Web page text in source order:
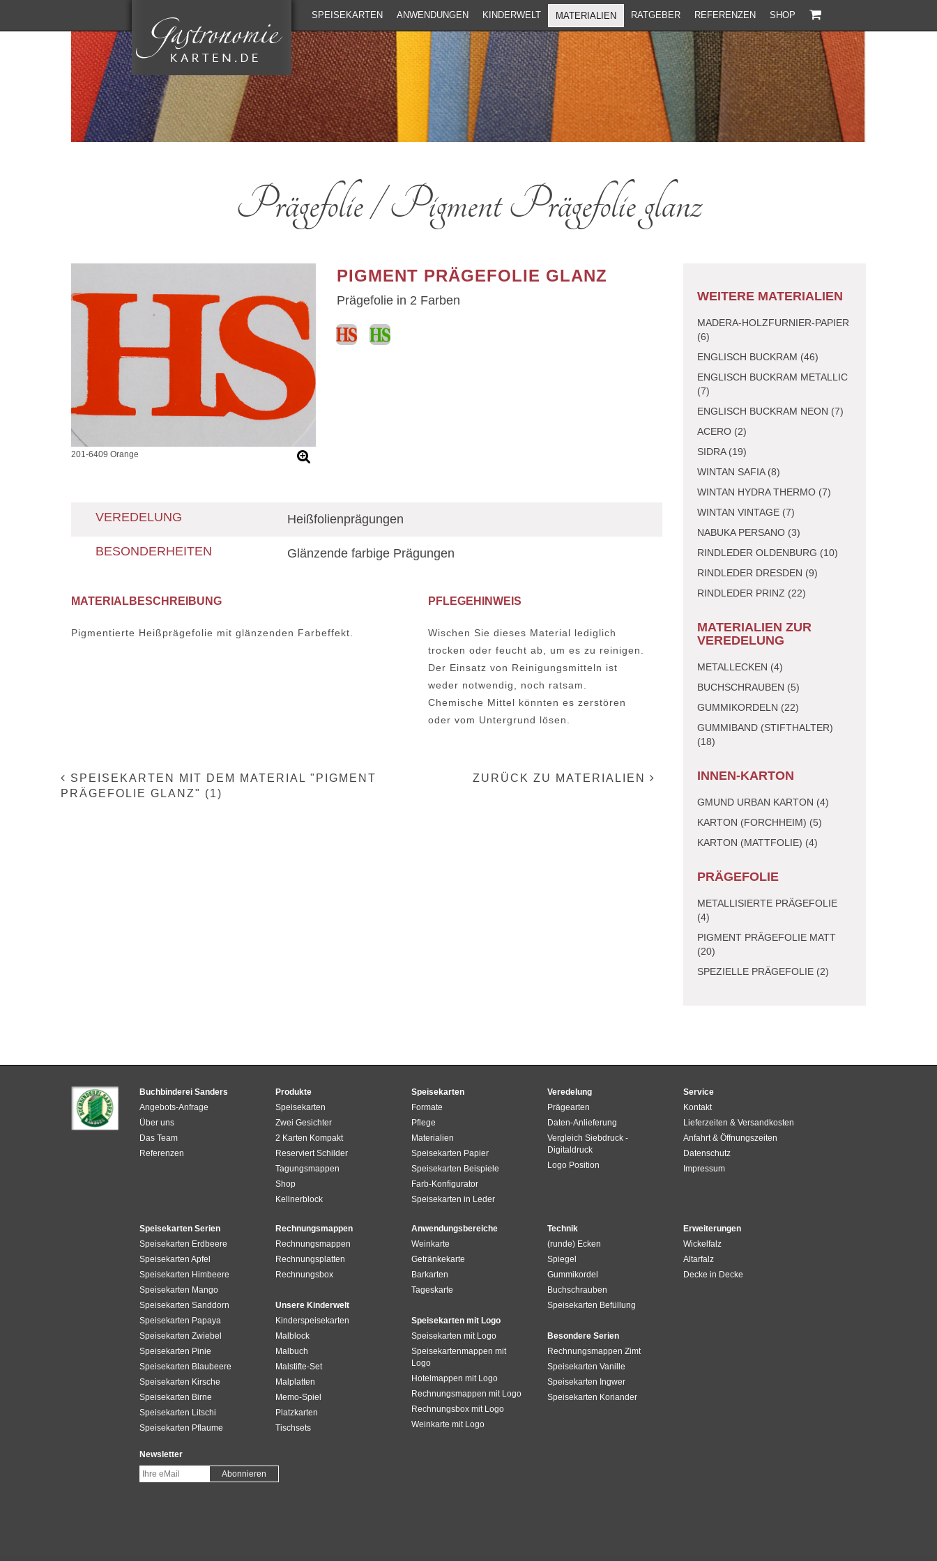
SPEISEKARTEN ANWENDUNGEN KINDERWELT MATERIALIEN RATGEBER REFERENZEN SHOP
Prägefolie / Pigment Prägefolie glanz
201-6409 Orange
PIGMENT PRÄGEFOLIE GLANZ
Prägefolie in 2 Farben
VEREDELUNG Heißfolienprägungen
BESONDERHEITEN Glänzende farbige Prägungen
MATERIALBESCHREIBUNG
Pigmentierte Heißprägefolie mit glänzenden Farbeffekt.
PFLEGEHINWEIS
Wischen Sie dieses Material lediglich
trocken oder feucht ab, um es zu reinigen.
Der Einsatz von Reinigungsmitteln ist
weder notwendig, noch ratsam.
Chemische Mittel könnten es zerstören
oder vom Untergrund lösen.
SPEISEKARTEN MIT DEM MATERIAL "PIGMENT
PRÄGEFOLIE GLANZ" (1)
ZURÜCK ZU MATERIALIEN
WEITERE MATERIALIEN
MADERA-HOLZFURNIER-PAPIER
(6)
ENGLISCH BUCKRAM (46)
ENGLISCH BUCKRAM METALLIC
(7)
ENGLISCH BUCKRAM NEON (7)
ACERO (2)
SIDRA (19)
WINTAN SAFIA (8)
WINTAN HYDRA THERMO (7)
WINTAN VINTAGE (7)
NABUKA PERSANO (3)
RINDLEDER OLDENBURG (10)
RINDLEDER DRESDEN (9)
RINDLEDER PRINZ (22)
MATERIALIEN ZUR
VEREDELUNG
METALLECKEN (4)
BUCHSCHRAUBEN (5)
GUMMIKORDELN (22)
GUMMIBAND (STIFTHALTER)
(18)
INNEN-KARTON
GMUND URBAN KARTON (4)
KARTON (FORCHHEIM) (5)
KARTON (MATTFOLIE) (4)
PRÄGEFOLIE
METALLISIERTE PRÄGEFOLIE
(4)
PIGMENT PRÄGEFOLIE MATT
(20)
SPEZIELLE PRÄGEFOLIE (2)
Buchbinderei Sanders
Angebots-Anfrage
Über uns
Das Team
Referenzen
Produkte
Speisekarten
Zwei Gesichter
2 Karten Kompakt
Reserviert Schilder
Tagungsmappen
Shop
Kellnerblock
Speisekarten
Formate
Pflege
Materialien
Speisekarten Papier
Speisekarten Beispiele
Farb-Konfigurator
Speisekarten in Leder
Veredelung
Prägearten
Daten-Anlieferung
Vergleich Siebdruck -
Digitaldruck
Logo Position
Service
Kontakt
Lieferzeiten & Versandkosten
Anfahrt & Öffnungszeiten
Datenschutz
Impressum
Speisekarten Serien
Speisekarten Erdbeere
Speisekarten Apfel
Speisekarten Himbeere
Speisekarten Mango
Speisekarten Sanddorn
Speisekarten Papaya
Speisekarten Zwiebel
Speisekarten Pinie
Speisekarten Blaubeere
Speisekarten Kirsche
Speisekarten Birne
Speisekarten Litschi
Speisekarten Pflaume
Rechnungsmappen
Rechnungsmappen
Rechnungsplatten
Rechnungsbox
Unsere Kinderwelt
Kinderspeisekarten
Malblock
Malbuch
Malstifte-Set
Malplatten
Memo-Spiel
Platzkarten
Tischsets
Anwendungsbereiche
Weinkarte
Getränkekarte
Barkarten
Tageskarte
Speisekarten mit Logo
Speisekarten mit Logo
Speisekartenmappen mit
Logo
Hotelmappen mit Logo
Rechnungsmappen mit Logo
Rechnungsbox mit Logo
Weinkarte mit Logo
Technik
(runde) Ecken
Spiegel
Gummikordel
Buchschrauben
Speisekarten Befüllung
Besondere Serien
Rechnungsmappen Zimt
Speisekarten Vanille
Speisekarten Ingwer
Speisekarten Koriander
Erweiterungen
Wickelfalz
Altarfalz
Decke in Decke
Newsletter